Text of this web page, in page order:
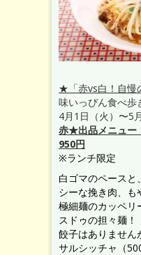
★「赤vs白！自慢
味いっぴん食べ歩
4月1日（火）〜5
赤★出品メニュー
950円
※ランチ限定
白ゴマのペースと
シーな挽き肉、も
極細麺のカッペリ
スドゥの担々麺！
餃子はありません
サルシッチャ（